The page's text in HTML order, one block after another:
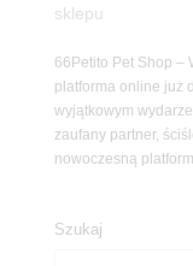
sklepu
66Petito Pet Shop –
platforma online już
wyjątkowym
zaufany partner,
nowoczesną
Szukaj